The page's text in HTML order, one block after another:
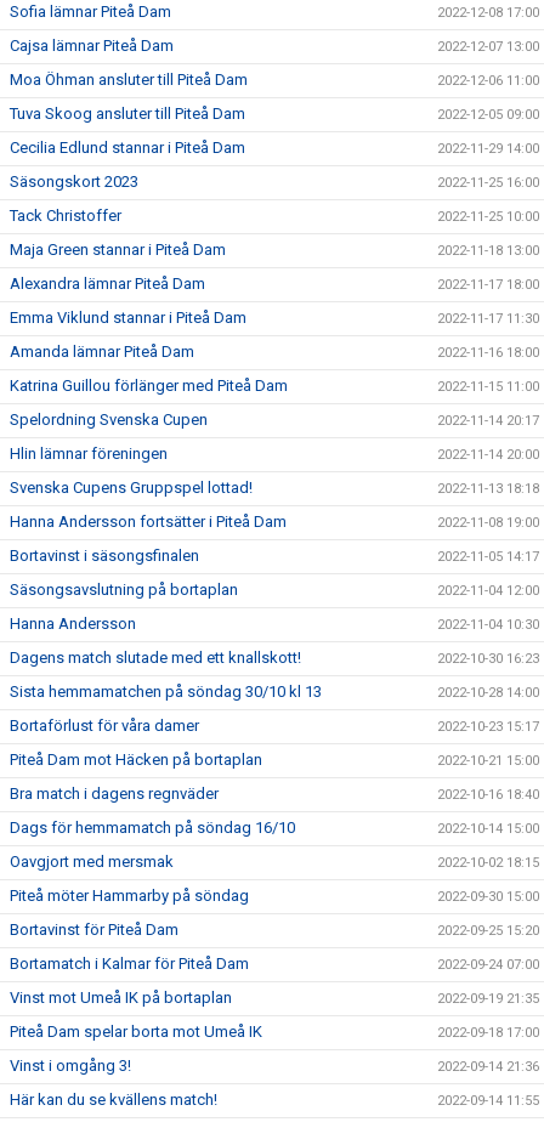
Sofia lämnar Piteå Dam 2022-12-08 17:00
Cajsa lämnar Piteå Dam 2022-12-07 13:00
Moa Öhman ansluter till Piteå Dam 2022-12-06 11:00
Tuva Skoog ansluter till Piteå Dam 2022-12-05 09:00
Cecilia Edlund stannar i Piteå Dam 2022-11-29 14:00
Säsongskort 2023 2022-11-25 16:00
Tack Christoffer 2022-11-25 10:00
Maja Green stannar i Piteå Dam 2022-11-18 13:00
Alexandra lämnar Piteå Dam 2022-11-17 18:00
Emma Viklund stannar i Piteå Dam 2022-11-17 11:30
Amanda lämnar Piteå Dam 2022-11-16 18:00
Katrina Guillou förlänger med Piteå Dam 2022-11-15 11:00
Spelordning Svenska Cupen 2022-11-14 20:17
Hlin lämnar föreningen 2022-11-14 20:00
Svenska Cupens Gruppspel lottad! 2022-11-13 18:18
Hanna Andersson fortsätter i Piteå Dam 2022-11-08 19:00
Bortavinst i säsongsfinalen 2022-11-05 14:17
Säsongsavslutning på bortaplan 2022-11-04 12:00
Hanna Andersson 2022-11-04 10:30
Dagens match slutade med ett knallskott! 2022-10-30 16:23
Sista hemmamatchen på söndag 30/10 kl 13 2022-10-28 14:00
Bortaförlust för våra damer 2022-10-23 15:17
Piteå Dam mot Häcken på bortaplan 2022-10-21 15:00
Bra match i dagens regnväder 2022-10-16 18:40
Dags för hemmamatch på söndag 16/10 2022-10-14 15:00
Oavgjort med mersmak 2022-10-02 18:15
Piteå möter Hammarby på söndag 2022-09-30 15:00
Bortavinst för Piteå Dam 2022-09-25 15:20
Bortamatch i Kalmar för Piteå Dam 2022-09-24 07:00
Vinst mot Umeå IK på bortaplan 2022-09-19 21:35
Piteå Dam spelar borta mot Umeå IK 2022-09-18 17:00
Vinst i omgång 3! 2022-09-14 21:36
Här kan du se kvällens match! 2022-09-14 11:55